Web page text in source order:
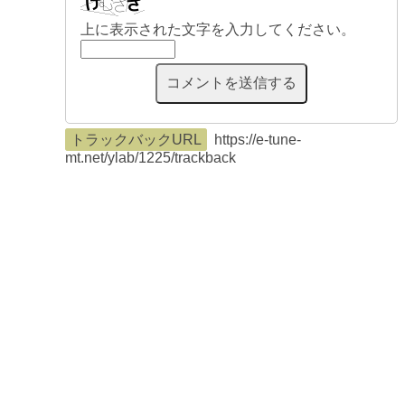
上に表示された文字を入力してください。
トラックバックURL
https://e-tune-
mt.net/ylab/1225/trackback